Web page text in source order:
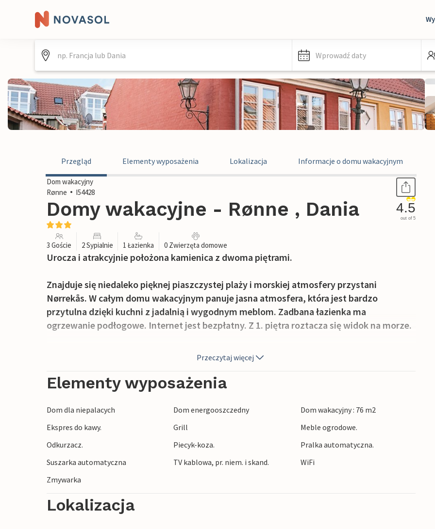
Wprowadź daty
Przegląd Elementy wyposażenia Lokalizacja Informacje o domu wakacyjnym
Dom wakacyjny
Rønne
I54428
Domy wakacyjne - Rønne , Dania 4.5
out of 5
3 Goście 2 Sypialnie 1 Łazienka 0 Zwierzęta domowe
Urocza i atrakcyjnie położona kamienica z dwoma piętrami.
Znajduje się niedaleko pięknej piaszczystej plaży i morskiej atmosfery przystani
Nørrekås. W całym domu wakacyjnym panuje jasna atmosfera, która jest bardzo
przytulna dzięki kuchni z jadalnią i wygodnym meblom. Zadbana łazienka ma
ogrzewanie podłogowe. Internet jest bezpłatny. Z 1. piętra roztacza się widok na morze.
Bliskość morza i przystani jest absolutnym plusem tej kamienicy. Uzbrojony w ręcznik
można stąd dojść na plażę. Ten zadbany dom wakacyjny znajduje się w pobliżu
wszystkiego i niedaleko dobrych sklepów, kawiarni, restauracji i muzeów w Rønne.
Przeczytaj więcej
Elementy wyposażenia
Dom dla niepalacych Dom energooszczedny
Dom wakacyjny : 76 m2
Ekspres do kawy.
Grill
Meble ogrodowe.
Odkurzacz.
Piecyk-koza.
Pralka automatyczna.
Suszarka automatyczna
TV kablowa, pr. niem. i skand.
WiFi
Zmywarka
Lokalizacja